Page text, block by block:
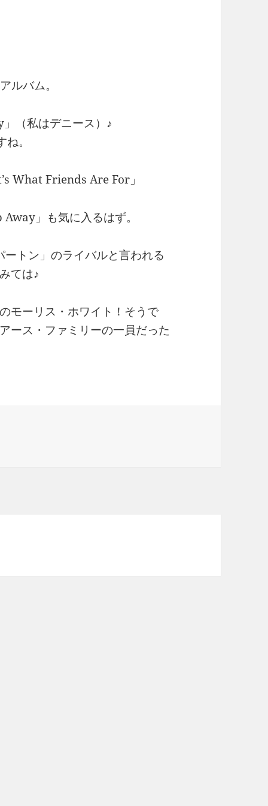
ルバム。
（私はデニース）♪
。
What Friends Are For」
」も気に入るはず。
トン」のライバルと言われる
ては♪
モーリス・ホワイト！そうで
ース・ファミリーの一員だった